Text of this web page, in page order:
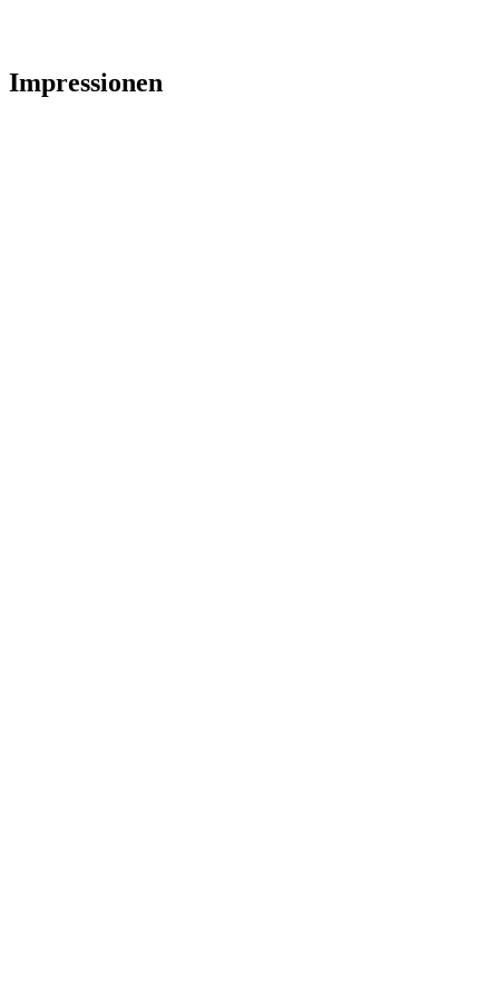
Impressionen